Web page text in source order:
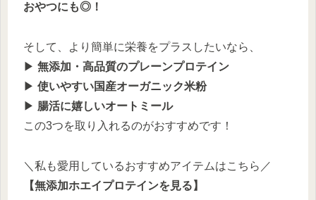
おやつにも◎！
そして、より簡単に栄養をプラスしたいなら、
▶︎ 無添加・高品質のプレーンプロテイン
▶︎ 使いやすい国産オーガニック米粉
▶︎ 腸活に嬉しいオートミール
この3つを取り入れるのがおすすめです！
＼私も愛用しているおすすめアイテムはこちら／
【無添加ホエイプロテインを見る】